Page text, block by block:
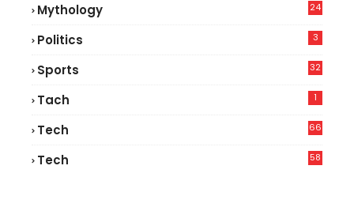
Mythology 24
Politics 3
Sports 32
Tach 1
Tech
66
Tech
58